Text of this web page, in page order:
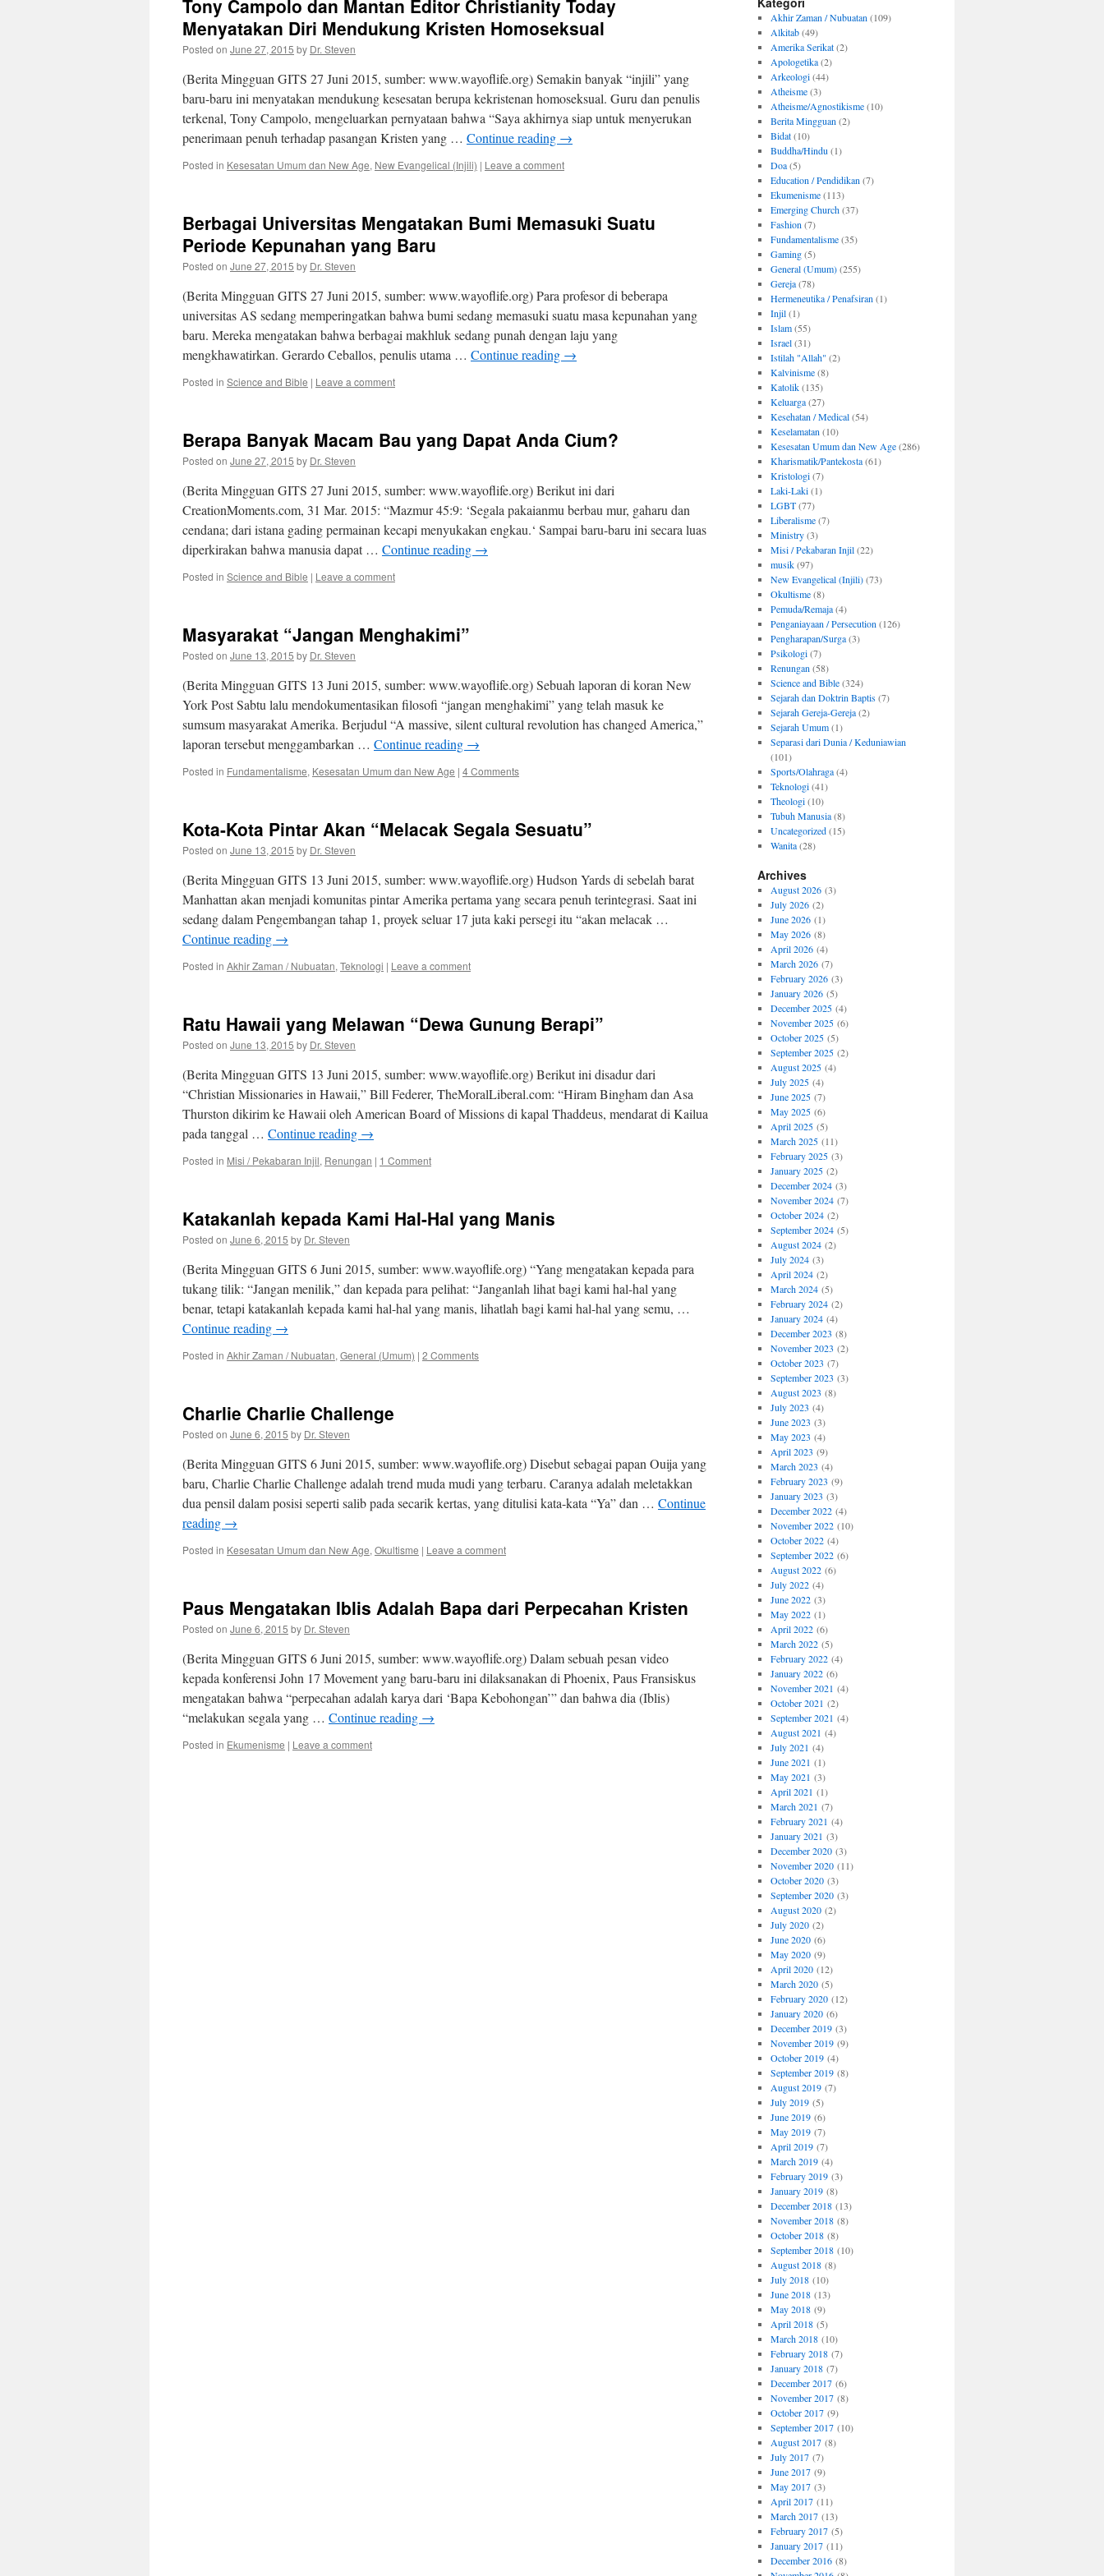
Tony Campolo dan Mantan Editor Christianity Today
Menyatakan Diri Mendukung Kristen Homoseksual
Posted on June 27, 2015 by Dr. Steven
(Berita Mingguan GITS 27 Juni 2015, sumber: www.wayoflife.org) Semakin banyak “injili” yang
baru-baru ini menyatakan mendukung kesesatan berupa kekristenan homoseksual. Guru dan penulis
terkenal, Tony Campolo, mengeluarkan pernyataan bahwa “Saya akhirnya siap untuk menyerukan
penerimaan penuh terhadap pasangan Kristen yang … Continue reading →
Posted in Kesesatan Umum dan New Age, New Evangelical (Injili) | Leave a comment
Berbagai Universitas Mengatakan Bumi Memasuki Suatu
Periode Kepunahan yang Baru
Posted on June 27, 2015 by Dr. Steven
(Berita Mingguan GITS 27 Juni 2015, sumber: www.wayoflife.org) Para profesor di beberapa
universitas AS sedang memperingatkan bahwa bumi sedang memasuki suatu masa kepunahan yang
baru. Mereka mengatakan bahwa berbagai makhluk sedang punah dengan laju yang
mengkhawatirkan. Gerardo Ceballos, penulis utama … Continue reading →
Posted in Science and Bible | Leave a comment
Berapa Banyak Macam Bau yang Dapat Anda Cium?
Posted on June 27, 2015 by Dr. Steven
(Berita Mingguan GITS 27 Juni 2015, sumber: www.wayoflife.org) Berikut ini dari
CreationMoments.com, 31 Mar. 2015: “Mazmur 45:9: ‘Segala pakaianmu berbau mur, gaharu dan
cendana; dari istana gading permainan kecapi menyukakan engkau.‘ Sampai baru-baru ini secara luas
diperkirakan bahwa manusia dapat … Continue reading →
Posted in Science and Bible | Leave a comment
Masyarakat “Jangan Menghakimi”
Posted on June 13, 2015 by Dr. Steven
(Berita Mingguan GITS 13 Juni 2015, sumber: www.wayoflife.org) Sebuah laporan di koran New
York Post Sabtu lalu mendokumentasikan filosofi “jangan menghakimi” yang telah masuk ke
sumsum masyarakat Amerika. Berjudul “A massive, silent cultural revolution has changed America,”
laporan tersebut menggambarkan … Continue reading →
Posted in Fundamentalisme, Kesesatan Umum dan New Age | 4 Comments
Kota-Kota Pintar Akan “Melacak Segala Sesuatu”
Posted on June 13, 2015 by Dr. Steven
(Berita Mingguan GITS 13 Juni 2015, sumber: www.wayoflife.org) Hudson Yards di sebelah barat
Manhattan akan menjadi komunitas pintar Amerika pertama yang secara penuh terintegrasi. Saat ini
sedang dalam Pengembangan tahap 1, proyek seluar 17 juta kaki persegi itu “akan melacak …
Continue reading →
Posted in Akhir Zaman / Nubuatan, Teknologi | Leave a comment
Ratu Hawaii yang Melawan “Dewa Gunung Berapi”
Posted on June 13, 2015 by Dr. Steven
(Berita Mingguan GITS 13 Juni 2015, sumber: www.wayoflife.org) Berikut ini disadur dari
“Christian Missionaries in Hawaii,” Bill Federer, TheMoralLiberal.com: “Hiram Bingham dan Asa
Thurston dikirim ke Hawaii oleh American Board of Missions di kapal Thaddeus, mendarat di Kailua
pada tanggal … Continue reading →
Posted in Misi / Pekabaran Injil, Renungan | 1 Comment
Katakanlah kepada Kami Hal-Hal yang Manis
Posted on June 6, 2015 by Dr. Steven
(Berita Mingguan GITS 6 Juni 2015, sumber: www.wayoflife.org) “Yang mengatakan kepada para
tukang tilik: “Jangan menilik,” dan kepada para pelihat: “Janganlah lihat bagi kami hal-hal yang
benar, tetapi katakanlah kepada kami hal-hal yang manis, lihatlah bagi kami hal-hal yang semu, …
Continue reading →
Posted in Akhir Zaman / Nubuatan, General (Umum) | 2 Comments
Charlie Charlie Challenge
Posted on June 6, 2015 by Dr. Steven
(Berita Mingguan GITS 6 Juni 2015, sumber: www.wayoflife.org) Disebut sebagai papan Ouija yang
baru, Charlie Charlie Challenge adalah trend muda mudi yang terbaru. Caranya adalah meletakkan
dua pensil dalam posisi seperti salib pada secarik kertas, yang ditulisi kata-kata “Ya” dan … Continue
reading →
Posted in Kesesatan Umum dan New Age, Okultisme | Leave a comment
Paus Mengatakan Iblis Adalah Bapa dari Perpecahan Kristen
Posted on June 6, 2015 by Dr. Steven
(Berita Mingguan GITS 6 Juni 2015, sumber: www.wayoflife.org) Dalam sebuah pesan video
kepada konferensi John 17 Movement yang baru-baru ini dilaksanakan di Phoenix, Paus Fransiskus
mengatakan bahwa “perpecahan adalah karya dari ‘Bapa Kebohongan’” dan bahwa dia (Iblis)
“melakukan segala yang … Continue reading →
Posted in Ekumenisme | Leave a comment
Akhir Zaman / Nubuatan (109)
Alkitab(49)
Amerika Serikat(2)
Apologetika(2)
Arkeologi(44)
Atheisme(3)
Atheisme/Agnostikisme(10)
Berita Mingguan (2)
Bidat(10)
Buddha/Hindu (1)
Doa(5)
Education / Pendidikan (7)
Ekumenisme(113)
Emerging Church(37)
Fashion (7)
Fundamentalisme(35)
Gaming(5)
General (Umum)(255)
Gereja(78)
Hermeneutika / Penafsiran (1)
Injil(1)
Islam(55)
Israel(31)
Istilah "Allah" (2)
Kalvinisme(8)
Katolik(135)
Keluarga(27)
Kesehatan / Medical(54)
Keselamatan (10)
Kesesatan Umum dan New Age(286)
Kharismatik/Pantekosta(61)
Kristologi(7)
Laki-Laki(1)
LGBT(77)
Liberalisme(7)
Ministry(3)
Misi / Pekabaran Injil(22)
musik(97)
New Evangelical (Injili)(73)
Okultisme(8)
Pemuda/Remaja(4)
Penganiayaan / Persecution (126)
Pengharapan/Surga(3)
Psikologi(7)
Renungan (58)
Science and Bible(324)
Sejarah dan Doktrin Baptis(7)
Sejarah Gereja-Gereja(2)
Sejarah Umum(1)
Separasi dari Dunia / Keduniawian
(101)
Sports/Olahraga(4)
Teknologi(41)
Theologi(10)
Tubuh Manusia(8)
Uncategorized(15)
Wanita(28)
Archives
August 2026(3)
July 2026(2)
June 2026(1)
May 2026(8)
April 2026(4)
March 2026(7)
February 2026(3)
January 2026(5)
December 2025(4)
November 2025(6)
October 2025(5)
September 2025(2)
August 2025(4)
July 2025(4)
June 2025(7)
May 2025(6)
April 2025(5)
March 2025(11)
February 2025(3)
January 2025(2)
December 2024(3)
November 2024(7)
October 2024(2)
September 2024(5)
August 2024(2)
July 2024(3)
April 2024(2)
March 2024(5)
February 2024(2)
January 2024(4)
December 2023 (8)
November 2023 (2)
October 2023 (7)
September 2023 (3)
August 2023 (8)
July 2023 (4)
June 2023 (3)
May 2023 (4)
April 2023 (9)
March 2023 (4)
February 2023 (9)
January 2023 (3)
December 2022(4)
November 2022(10)
October 2022(4)
September 2022(6)
August 2022(6)
July 2022(4)
June 2022(3)
May 2022(1)
April 2022(6)
March 2022(5)
February 2022(4)
January 2022(6)
November 2021 (4)
October 2021 (2)
September 2021 (4)
August 2021 (4)
July 2021 (4)
June 2021 (1)
May 2021 (3)
April 2021 (1)
March 2021 (7)
February 2021 (4)
January 2021 (3)
December 2020(3)
November 2020(11)
October 2020(3)
September 2020(3)
August 2020(2)
July 2020(2)
June 2020(6)
May 2020(9)
April 2020(12)
March 2020(5)
February 2020(12)
January 2020(6)
December 2019(3)
November 2019(9)
October 2019(4)
September 2019(8)
August 2019(7)
July 2019(5)
June 2019(6)
May 2019(7)
April 2019(7)
March 2019(4)
February 2019(3)
January 2019(8)
December 2018(13)
November 2018(8)
October 2018(8)
September 2018(10)
August 2018(8)
July 2018(10)
June 2018(13)
May 2018(9)
April 2018(5)
March 2018(10)
February 2018(7)
January 2018(7)
December 2017(6)
November 2017(8)
October 2017(9)
September 2017(10)
August 2017(8)
July 2017(7)
June 2017(9)
May 2017(3)
April 2017(11)
March 2017(13)
February 2017(5)
January 2017(11)
December 2016(8)